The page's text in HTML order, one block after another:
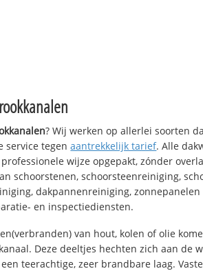
? Wij werken op allerlei soorten
service tegenaantrekkelijk tarief. Alle
wijze opgepakt, zónder
schoorstenen, schoorsteenreiniging,
dakpannenreiniging, zonnepanelen
en inspectiediensten.
van hout, kolen of olie
Deze deeltjes hechten zich aan de
teerachtige, zeer brandbare laag.